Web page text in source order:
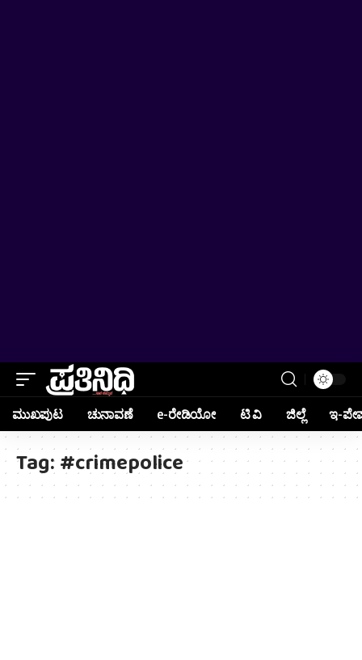
ಮುಖಪುಟ ಚುನಾವಣೆ e-ರೇಡಿಯೋ ಟಿ ವಿ ಜಿಲ್ಲೆ ಇ-
Tag:#crimepolice